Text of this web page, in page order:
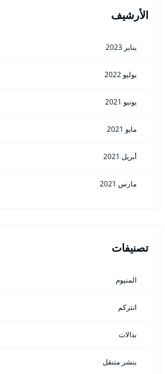
الأرشيف
يناير 2023
يوليو 2022
يونيو 2021
مايو 2021
أبريل 2021
مارس 2021
تصنيفات
المنيوم
انتركم
بدالات
بنشر متنقل